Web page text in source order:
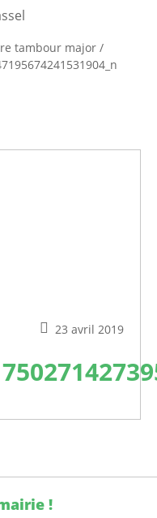
tambour major /
23 avril 2019
!